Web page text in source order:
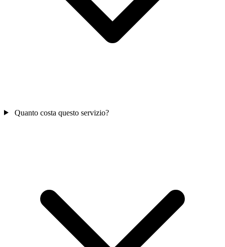
Quanto costa questo servizio?